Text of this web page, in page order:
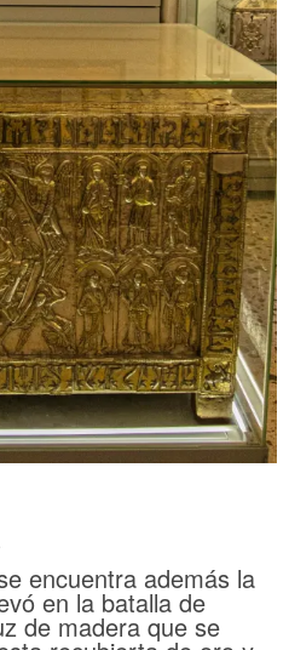
encuentra además la
en la batalla de
de madera que se